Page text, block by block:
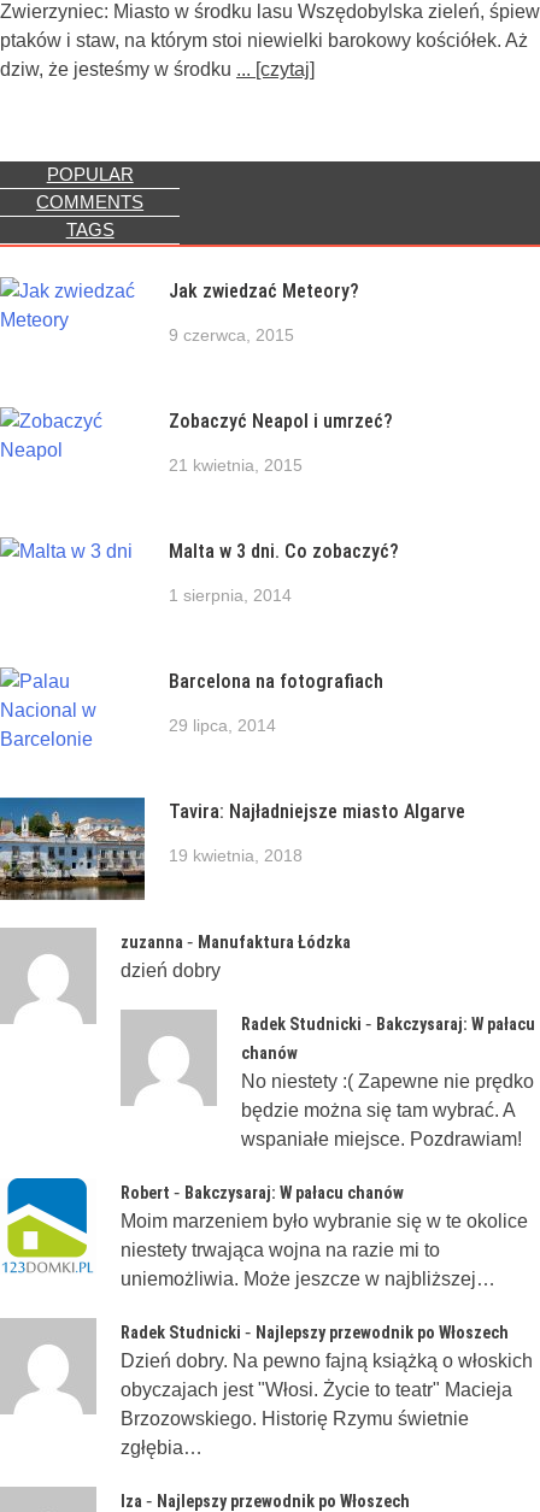
Zwierzyniec: Miasto w środku lasu Wszędobylska zieleń, śpiew
ptaków i staw, na którym stoi niewielki barokowy kościółek. Aż
dziw, że jesteśmy w środku ... [czytaj]
POPULAR
COMMENTS
TAGS
Jak zwiedzać Meteory?
9 czerwca, 2015
Zobaczyć Neapol i umrzeć?
21 kwietnia, 2015
Malta w 3 dni. Co zobaczyć?
1 sierpnia, 2014
Barcelona na fotografiach
29 lipca, 2014
Tavira: Najładniejsze miasto Algarve
19 kwietnia, 2018
zuzanna - Manufaktura Łódzka
dzień dobry
Radek Studnicki - Bakczysaraj: W pałacu
chanów
No niestety :( Zapewne nie prędko
będzie można się tam wybrać. A
wspaniałe miejsce. Pozdrawiam!
Robert - Bakczysaraj: W pałacu chanów
Moim marzeniem było wybranie się w te okolice
niestety trwająca wojna na razie mi to
uniemożliwia. Może jeszcze w najbliższej…
Radek Studnicki - Najlepszy przewodnik po Włoszech
Dzień dobry. Na pewno fajną książką o włoskich
obyczajach jest "Włosi. Życie to teatr" Macieja
Brzozowskiego. Historię Rzymu świetnie
zgłębia…
Iza - Najlepszy przewodnik po Włoszech